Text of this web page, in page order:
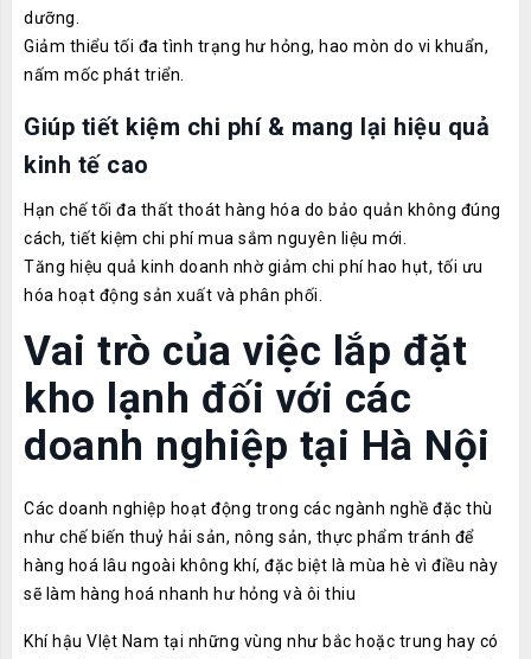
dưỡng.
Giảm thiểu tối đa tình trạng hư hỏng, hao mòn do vi khuẩn,
nấm mốc phát triển.
Giúp tiết kiệm chi phí & mang lại hiệu quả
kinh tế cao
Hạn chế tối đa thất thoát hàng hóa do bảo quản không đúng
cách, tiết kiệm chi phí mua sắm nguyên liệu mới.
Tăng hiệu quả kinh doanh nhờ giảm chi phí hao hụt, tối ưu
hóa hoạt động sản xuất và phân phối.
Vai trò của việc lắp đặt
kho lạnh đối với các
doanh nghiệp tại Hà Nội
Các doanh nghiệp hoạt động trong các ngành nghề đặc thù
như chế biến thuỷ hải sản, nông sản, thực phẩm tránh để
hàng hoá lâu ngoài không khí, đặc biệt là mùa hè vì điều này
sẽ làm hàng hoá nhanh hư hỏng và ôi thiu
Khí hậu VIệt Nam tại những vùng như bắc hoặc trung hay có